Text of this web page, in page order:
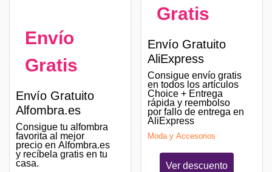
Envío
Gratis
Envío Gratuito
Alfombra.es
Consigue tu alfombra
favorita al mejor
precio en Alfombra.es
y recíbela gratis en tu
casa.
Gratis
Envío Gratuito
AliExpress
Consigue envío gratis
en todos los artículos
Choice + Entrega
rápida y reembolso
por fallo de entrega en
AliExpress
Moda y Accesorios
Ver descuento